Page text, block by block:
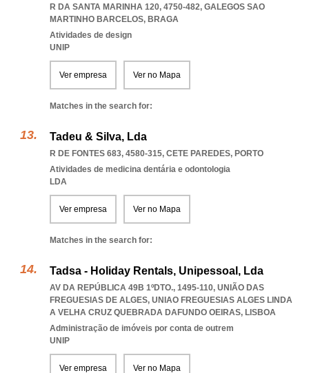
R DA SANTA MARINHA 120, 4750-482, GALEGOS SAO
MARTINHO BARCELOS, BRAGA
Atividades de design
UNIP
Ver empresa Ver no Mapa
Matches in the search for:
Tadeu & Silva, Lda
R DE FONTES 683, 4580-315, CETE PAREDES, PORTO
Atividades de medicina dentária e odontologia
LDA
Ver empresa Ver no Mapa
Matches in the search for:
Tadsa - Holiday Rentals, Unipessoal, Lda
AV DA REPÚBLICA 49B 1ºDTO., 1495-110, UNIÃO DAS
FREGUESIAS DE ALGES, UNIAO FREGUESIAS ALGES LINDA
A VELHA CRUZ QUEBRADA DAFUNDO OEIRAS, LISBOA
Administração de imóveis por conta de outrem
UNIP
Ver empresa Ver no Mapa